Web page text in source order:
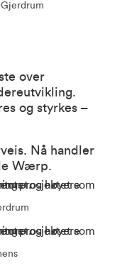
over
og styrkes –
Nå handler
Wærp.